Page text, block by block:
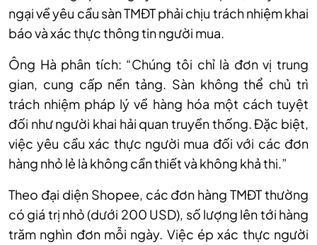
ngại về yêu cầu sàn TMĐT phải chịu trách nhiệm khai
báo và xác thực thông tin người mua.
Ông Hà phân tích: “Chúng tôi chỉ là đơn vị trung
gian, cung cấp nền tảng. Sàn không thể chủ trì
trách nhiệm pháp lý về hàng hóa một cách tuyệt
đối như người khai hải quan truyền thống. Đặc biệt,
việc yêu cầu xác thực người mua đối với các đơn
hàng nhỏ lẻ là không cần thiết và không khả thi.”
Theo đại diện Shopee, các đơn hàng TMĐT thường
có giá trị nhỏ (dưới 200 USD), số lượng lên tới hàng
trăm nghìn đơn mỗi ngày. Việc ép xác thực người